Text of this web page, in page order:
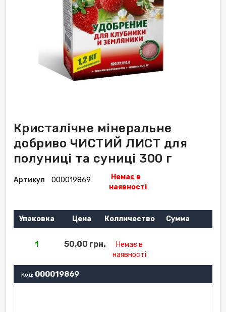
Кристалічне мінеральне
добриво ЧИСТИЙ ЛИСТ для
полуниці та суниці 300 г
Артикул 000019869
Немає в
наявності
Упаковка Цена Колличество Сумма
1 50,00 грн.
Немає в
наявності
Код: 000019869